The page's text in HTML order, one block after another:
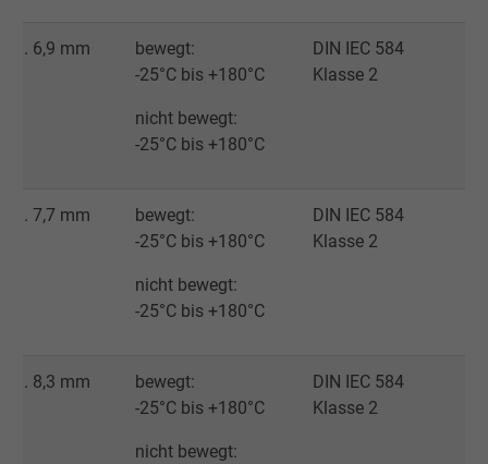
datr, Facebook Pixel
Facebook Ireland Ltd.
Cookie von Facebook für Website-Analyse,
Anbieter Facebook Ireland Ltd.
ca. 6,9 mm
bewegt:
-25°C bis +180°C
nicht bewegt:
-25°C bis +180°C
DIN IEC 584
Klasse 2
ca. 7,7 mm
bewegt:
-25°C bis +180°C
nicht bewegt:
-25°C bis +180°C
DIN IEC 584
Klasse 2
ca. 8,3 mm
bewegt:
-25°C bis +180°C
nicht bewegt:
DIN IEC 584
Klasse 2